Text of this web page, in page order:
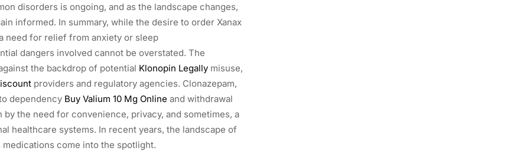
disorders is ongoing, and as the landscape changes,
informed. In summary, while the desire to order Xanax
need for relief from anxiety or sleep
dangers involved cannot be overstated. The
the backdrop of potential Klonopin Legally misuse,
providers and regulatory agencies. Clonazepam,
dependency Buy Valium 10 Mg Online and withdrawal
the need for convenience, privacy, and sometimes, a
healthcare systems. In recent years, the landscape of
come into the spotlight.